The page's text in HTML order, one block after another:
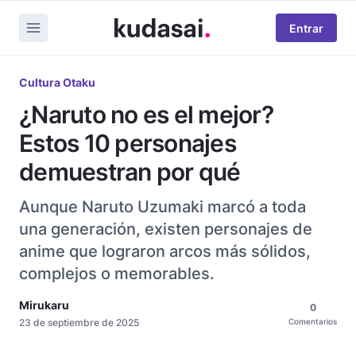
Entrar
Cultura Otaku
¿Naruto no es el mejor?
Estos 10 personajes
demuestran por qué
Aunque Naruto Uzumaki marcó a toda
una generación, existen personajes de
anime que lograron arcos más sólidos,
complejos o memorables.
Mirukaru
23 de septiembre de 2025
0
Comentarios